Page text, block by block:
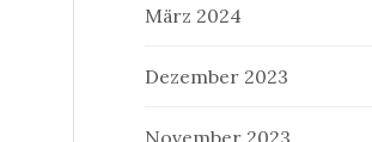
März 2024
Dezember 2023